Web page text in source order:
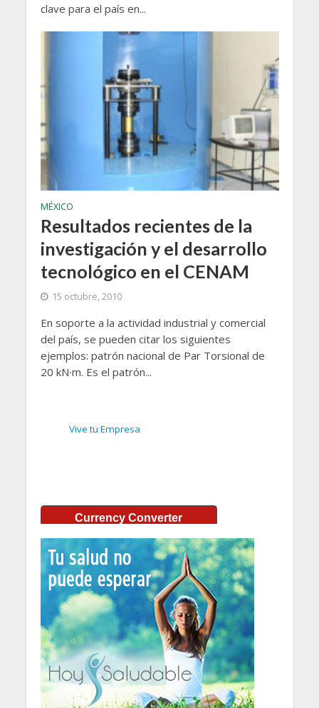
clave para el país en...
MÉXICO
Resultados recientes de la
investigación y el desarrollo
tecnológico en el CENAM
15 octubre, 2010
En soporte a la actividad industrial y comercial
del país, se pueden citar los siguientes
ejemplos: patrón nacional de Par Torsional de
20 kN∙m. Es el patrón...
Vive tu Empresa
Currency Converter